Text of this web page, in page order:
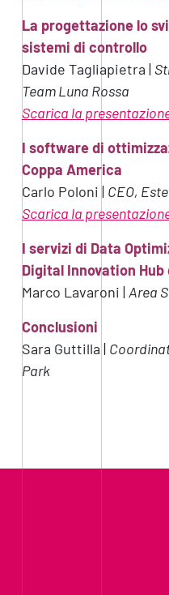
La progettazione lo
sistemi di controllo
Davide Tagliapietra |
Team Luna Rossa
Scarica la
I software di
Coppa America
Carlo Poloni | CEO,
Scarica la
I servizi di Data
Digital Innovation
Marco Lavaroni |Area
Conclusioni
Sara Guttilla |
Park